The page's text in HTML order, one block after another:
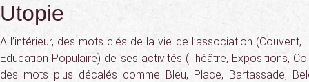
Utopie
A l’intérieur, des mots clés de la vie de l’association (Couvent,
Education Populaire) de ses activités (Théâtre, Expositions,
des mots plus décalés comme Bleu, Place, Bartassade,